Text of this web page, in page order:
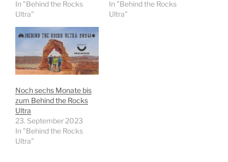
In "Behind the Rocks
Ultra"
In "Behind the Rocks
Ultra"
Noch sechs Monate bis
zum Behind the Rocks
Ultra
23. September 2023
In "Behind the Rocks
Ultra"